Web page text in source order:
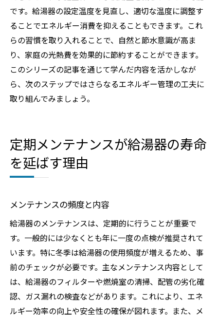
です。給湯器の設定温度を見直し、適切な温度に調整す
ることでエネルギー消費を抑えることもできます。これ
らの習慣を取り入れることで、自然と節水意識が高ま
り、家庭の光熱費を効果的に節約することができます。
このシリーズの記事を通じて学んだ内容を活かしなが
ら、次のステップではさらなるエネルギー管理の工夫に
取り組んでみましょう。
定期メンテナンスが給湯器の寿命
を延ばす理由
メンテナンスの頻度と内容
給湯器のメンテナンスは、定期的に行うことが重要で
す。一般的には少なくとも年に一度の点検が推奨されて
います。特に冬季は給湯器の使用頻度が増えるため、事
前のチェックが必要です。主なメンテナンス内容として
は、給湯器のフィルターや燃焼室の清掃、配管の劣化確
認、ガス漏れの検査などがあります。これにより、エネ
ルギー効率の向上や安全性の確保が図れます。また、メ